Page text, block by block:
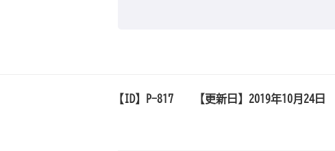
【ID】 P-817 【更新日】 2019年10月24日